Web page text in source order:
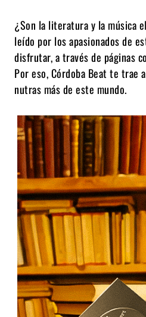
¿Son la literatura y la música
leído por los apasionados de
disfrutar, a través de páginas
Por eso, Córdoba Beat te trae
nutras más de este mundo.